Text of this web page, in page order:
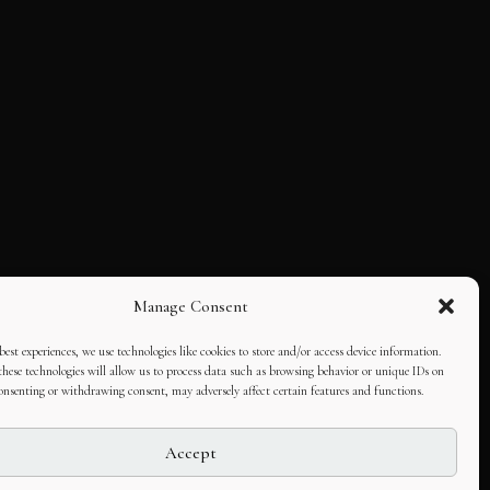
Manage Consent
experiences, we use technologies like cookies to store and/or access device information.
technologies will allow us to process data such as browsing behavior or unique IDs on
or withdrawing consent, may adversely affect certain features and functions.
Accept